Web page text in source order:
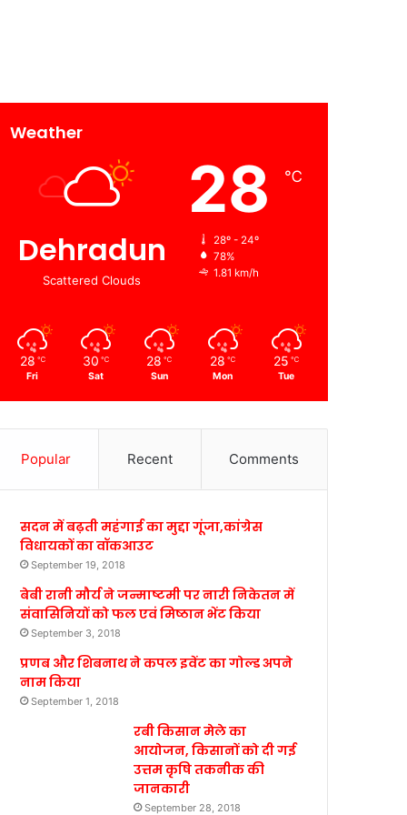
Weather
Dehradun
Scattered Clouds
28 ℃
28º - 24º
78%
1.81 km/h
28 ℃
Fri
30 ℃
Sat
28 ℃
Sun
28 ℃
Mon
25 ℃
Tue
Popular Recent Comments
सदन में बढ़ती महंगाई का मुद्दा गूंजा,कांग्रेस
विधायकों का वॉकआउट
September 19, 2018
बेबी रानी मौर्य ने जन्माष्टमी पर नारी निकेतन में
संवासिनियों को फल एवं मिष्ठान भेंट किया
September 3, 2018
प्रणब और शिबनाथ ने कपल इवेंट का गोल्ड अपने
नाम किया
September 1, 2018
रबी किसान मेले का
आयोजन, किसानों को दी गई
उत्तम कृषि तकनीक की
जानकारी
September 28, 2018